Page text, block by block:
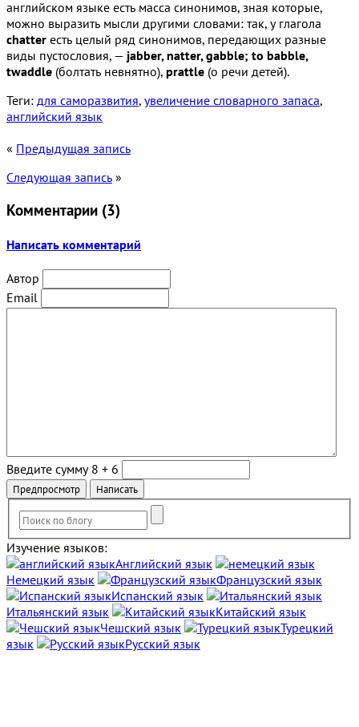
английском языке есть масса синонимов, зная которые,
можно выразить мысли другими словами: так, у глагола
chatter есть целый ряд синонимов, передающих разные
виды пустословия, — jabber, natter, gabble; to babble,
twaddle (болтать невнятно), prattle (о речи детей).
Теги: для саморазвития, увеличение словарного запаса,
английский язык
« Предыдущая запись
Следующая запись »
Комментарии (3)
Написать комментарий
Автор
Email
Введите сумму 8 + 6
Изучение языков:
Английский язык
Немецкий язык
Французский язык
Испанский язык
Итальянский язык
Китайский язык
Чешский язык
Турецкий
язык
Русский язык